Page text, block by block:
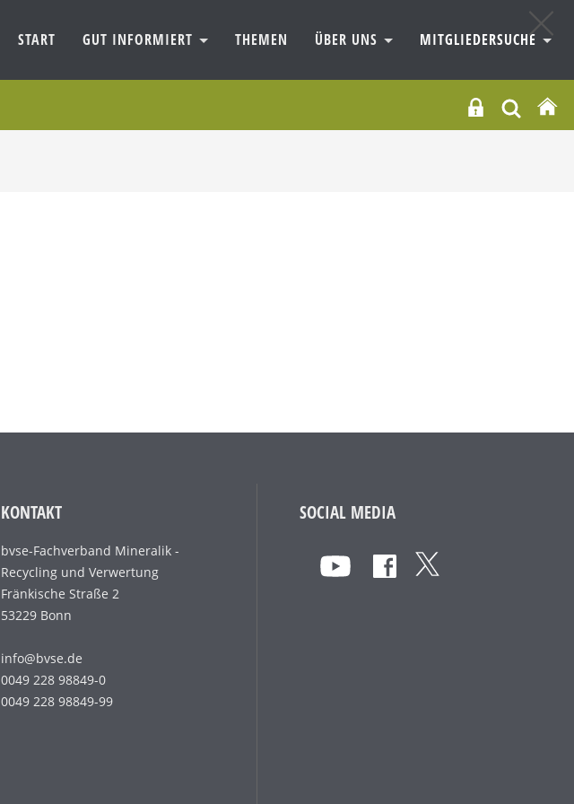
START GUT INFORMIERT THEMEN ÜBER UNS MITGLIEDERSUCHE
KONTAKT
bvse-Fachverband Mineralik -
Recycling und Verwertung
Fränkische Straße 2
53229 Bonn
info@bvse.de
0049 228 98849-0
0049 228 98849-99
SOCIAL MEDIA